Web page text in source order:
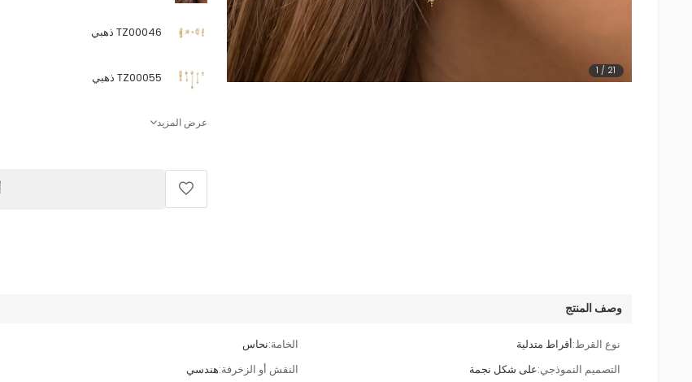
1 / 21
TZ00046 ذهبي
TZ00055 ذهبي
عرض المزيد
وصف المنتج
نوع القرط:أقراط متدلية الخامة:نحاس
التصميم النموذجي:على شكل نجمة النقش أو الزخرفة:هندسي